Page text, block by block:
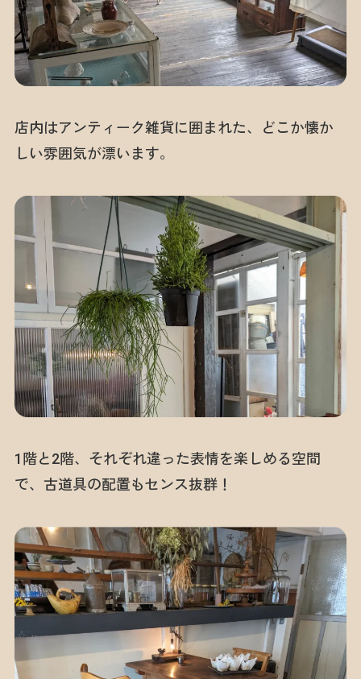
店内はアンティーク雑貨に囲まれた、どこか懐か
しい雰囲気が漂います。
1階と2階、それぞれ違った表情を楽しめる空間
で、古道具の配置もセンス抜群！